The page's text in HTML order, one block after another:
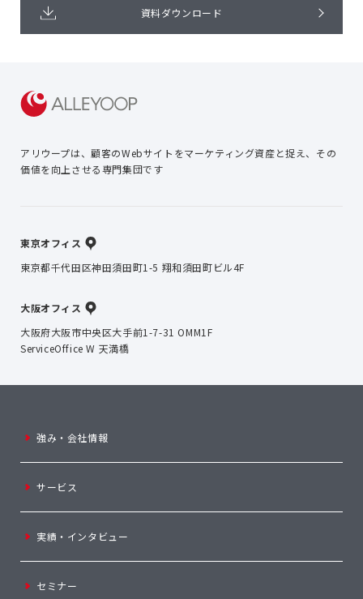
資料ダウンロード
アリウープは、顧客のWebサイトをマーケティング資産と捉え、 その
価値を向上させる専門集団です
東京オフィス
東京都千代田区神田須田町1-5 翔和須田町ビル4F
大阪オフィス
大阪府大阪市中央区大手前1-7-31 OMM1F
ServiceOffice W 天満橋
強み・会社情報
サービス
実績・インタビュー
セミナー